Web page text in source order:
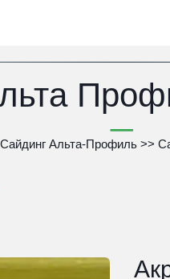
Сайдинг Альта-Профиль >>